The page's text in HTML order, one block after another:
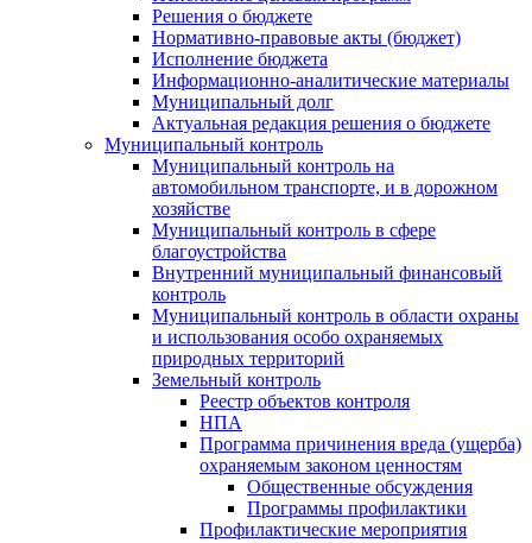
Решения о бюджете
Нормативно-правовые акты (бюджет)
Исполнение бюджета
Информационно-аналитические материалы
Муниципальный долг
Актуальная редакция решения о бюджете
Муниципальный контроль
Муниципальный контроль на
автомобильном транспорте, и в дорожном
хозяйстве
Муниципальный контроль в сфере
благоустройства
Внутренний муниципальный финансовый
контроль
Муниципальный контроль в области охраны
и использования особо охраняемых
природных территорий
Земельный контроль
Реестр объектов контроля
НПА
Программа причинения вреда (ущерба)
охраняемым законом ценностям
Общественные обсуждения
Программы профилактики
Профилактические мероприятия